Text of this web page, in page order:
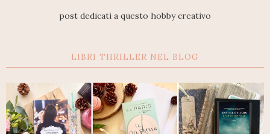
post dedicati a questo hobby creativo
LIBRI THRILLER NEL BLOG